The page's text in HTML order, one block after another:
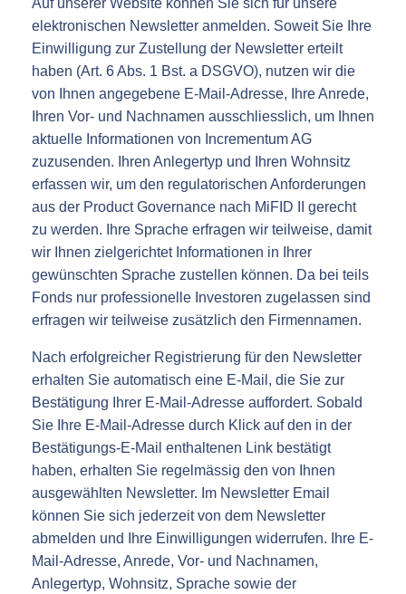
elektronischen Newsletter anmelden. Soweit Sie Ihre
Einwilligung zur Zustellung der Newsletter erteilt
haben (Art. 6 Abs. 1 Bst. a DSGVO), nutzen wir die
von Ihnen angegebene E-Mail-Adresse, Ihre Anrede,
Ihren Vor- und Nachnamen ausschliesslich, um Ihnen
aktuelle Informationen von Incrementum AG
zuzusenden. Ihren Anlegertyp und Ihren Wohnsitz
erfassen wir, um den regulatorischen Anforderungen
aus der Product Governance nach MiFID II gerecht
zu werden. Ihre Sprache erfragen wir teilweise, damit
wir Ihnen zielgerichtet Informationen in Ihrer
gewünschten Sprache zustellen können. Da bei teils
Fonds nur professionelle Investoren zugelassen sind
erfragen wir teilweise zusätzlich den Firmennamen.
Nach erfolgreicher Registrierung für den Newsletter
erhalten Sie automatisch eine E-Mail, die Sie zur
Bestätigung Ihrer E-Mail-Adresse auffordert. Sobald
Sie Ihre E-Mail-Adresse durch Klick auf den in der
Bestätigungs-E-Mail enthaltenen Link bestätigt
haben, erhalten Sie regelmässig den von Ihnen
ausgewählten Newsletter. Im Newsletter Email
können Sie sich jederzeit von dem Newsletter
abmelden und Ihre Einwilligungen widerrufen. Ihre E-
Mail-Adresse, Anrede, Vor- und Nachnamen,
Anlegertyp, Wohnsitz, Sprache sowie der